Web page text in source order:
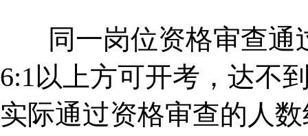
同一岗位资格审查通
6:1以上方可开考，达不
实际通过资格审查的人